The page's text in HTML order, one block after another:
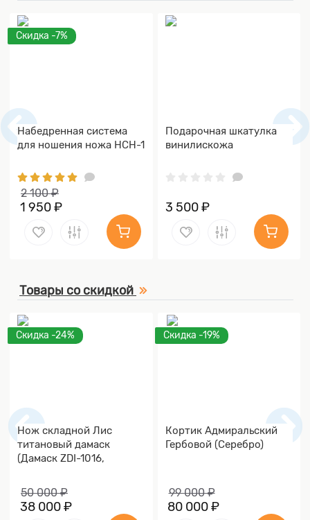
Скидка -7%
Набедренная система
для ношения ножа НСН-1
2 100 ₽
1 950 ₽
Подарочная шкатулка
винилискожа
3 500 ₽
Товары со скидкой
Скидка -24%
Нож складной Лис
титановый дамаск
(Дамаск ZDI-1016,
50 000 ₽
38 000 ₽
Скидка -19%
Кортик Адмиральский
Гербовой (Серебро)
99 000 ₽
80 000 ₽